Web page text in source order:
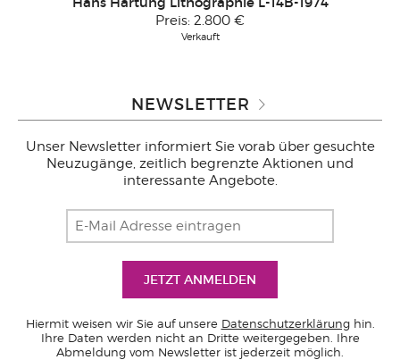
Preis: 2.800 €
Verkauft
NEWSLETTER
Unser Newsletter informiert Sie vorab über gesuchte
Neuzugänge, zeitlich begrenzte Aktionen und
interessante Angebote.
Hiermit weisen wir Sie auf unsere Datenschutzerklärunghin.
Ihre Daten werden nicht an Dritte weitergegeben. Ihre
Abmeldung vom Newsletter ist jederzeit möglich.